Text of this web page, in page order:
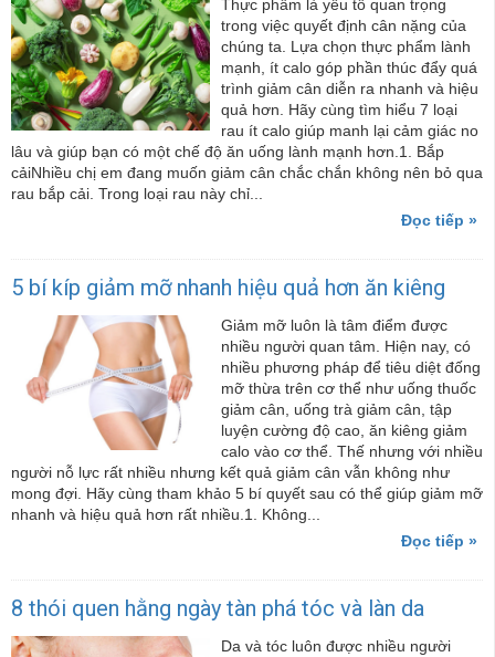
Thực phẩm là yếu tố quan trọng
trong việc quyết định cân nặng của
chúng ta. Lựa chọn thực phẩm lành
mạnh, ít calo góp phần thúc đẩy quá
trình giảm cân diễn ra nhanh và hiệu
quả hơn. Hãy cùng tìm hiểu 7 loại
rau ít calo giúp manh lại cảm giác no
lâu và giúp bạn có một chế độ ăn uống lành mạnh hơn.1. Bắp
cảiNhiều chị em đang muốn giảm cân chắc chắn không nên bỏ qua
rau bắp cải. Trong loại rau này chỉ...
Đọc tiếp »
5 bí kíp giảm mỡ nhanh hiệu quả hơn ăn kiêng
Giảm mỡ luôn là tâm điểm được
nhiều người quan tâm. Hiện nay, có
nhiều phương pháp để tiêu diệt đống
mỡ thừa trên cơ thể như uống thuốc
giảm cân, uống trà giảm cân, tập
luyện cường độ cao, ăn kiêng giảm
calo vào cơ thể. Thế nhưng với nhiều
người nỗ lực rất nhiều nhưng kết quả giảm cân vẫn không như
mong đợi. Hãy cùng tham khảo 5 bí quyết sau có thể giúp giảm mỡ
nhanh và hiệu quả hơn rất nhiều.1. Không...
Đọc tiếp »
8 thói quen hằng ngày tàn phá tóc và làn da
Da và tóc luôn được nhiều người